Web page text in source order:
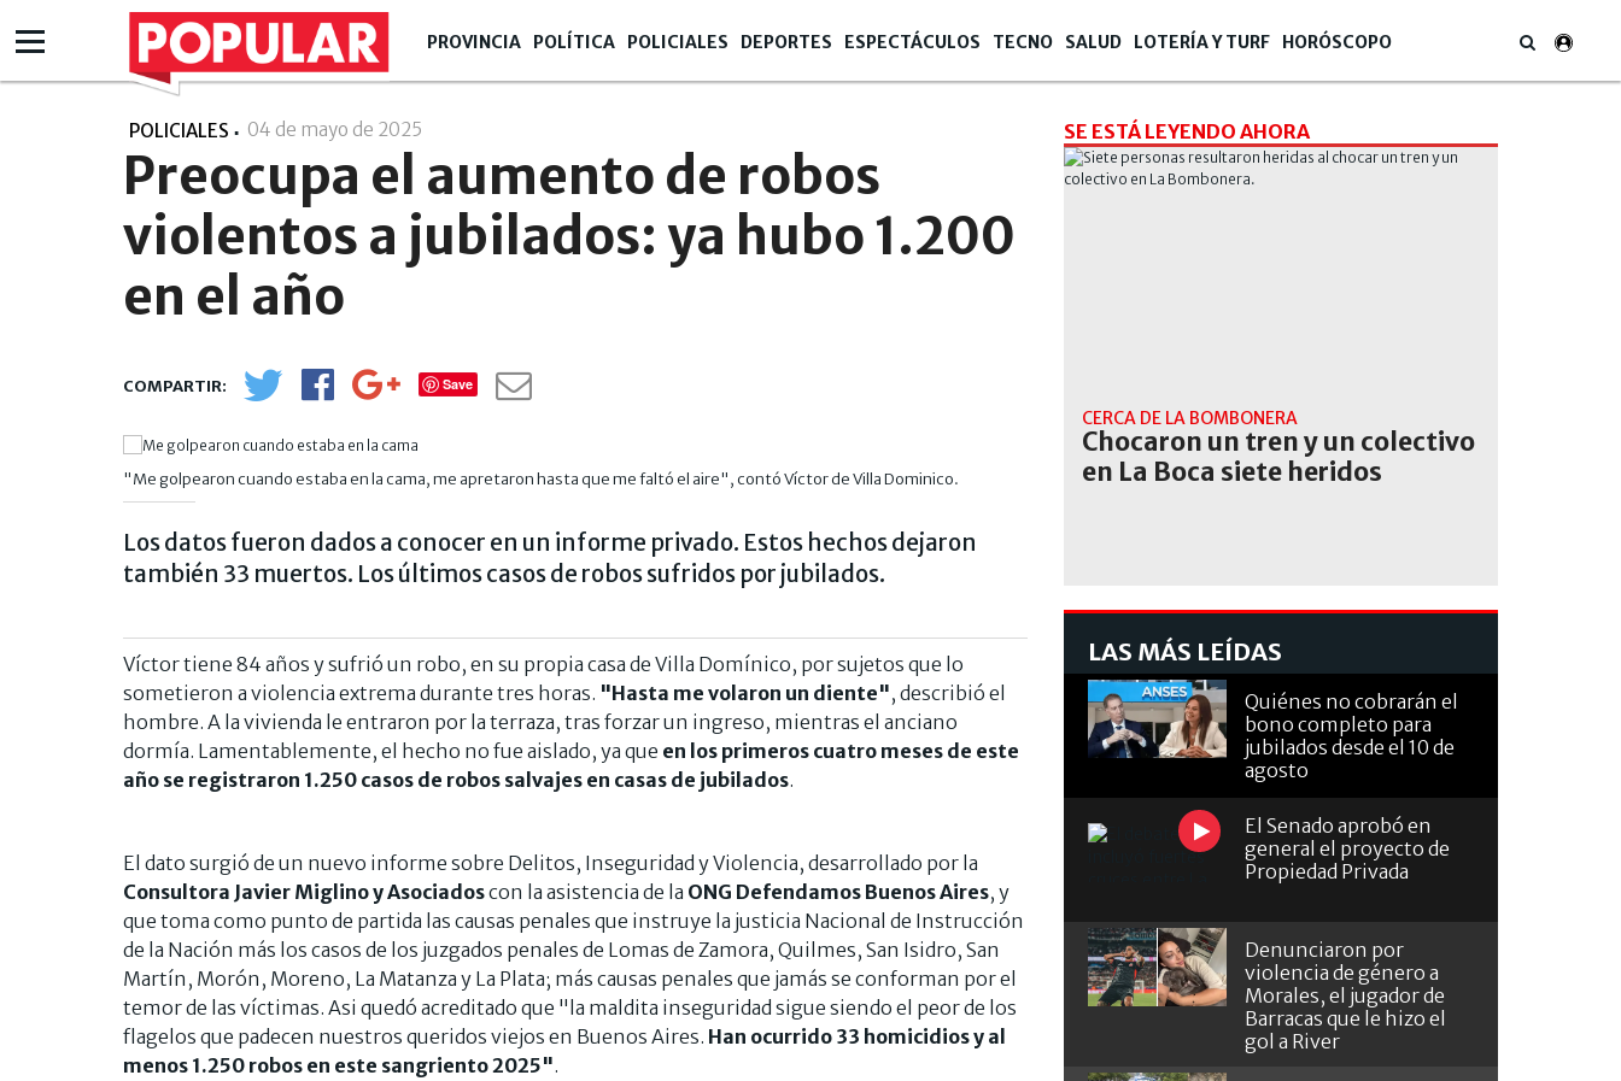
PROVINCIA POLÍTICA POLICIALES DEPORTES ESPECTÁCULOS TECNO SALUD LOTERÍA Y TURF HORÓSCOPO
POLICIALES 04 de mayo de 2025
Preocupa el aumento de robos
violentos a jubilados: ya hubo 1.200
en el año
Save
"Me golpearon cuando estaba en la cama, me apretaron hasta que me faltó el aire", contó Víctor de Villa Dominico.
Los datos fueron dados a conocer en un informe privado. Estos hechos dejaron
también 33 muertos. Los últimos casos de robos sufridos por jubilados.
Víctor tiene 84 años y sufrió un robo, en su propia casa de Villa Domínico, por sujetos que lo
sometieron a violencia extrema durante tres horas. "Hasta me volaron un diente", describió el
hombre. A la vivienda le entraron por la terraza, tras forzar un ingreso, mientras el anciano
dormía. Lamentablemente, el hecho no fue aislado, ya que en los primeros cuatro meses de este
año se registraron 1.250 casos de robos salvajes en casas de jubilados.
El dato surgió de un nuevo informe sobre Delitos, Inseguridad y Violencia, desarrollado por la
Consultora Javier Miglino y Asociadoscon la asistencia de la ONG Defendamos Buenos Aires, y
que toma como punto de partida las causas penales que instruye la justicia Nacional de Instrucción
de la Nación más los casos de los juzgados penales de Lomas de Zamora, Quilmes, San Isidro, San
Martín, Morón, Moreno, La Matanza y La Plata; más causas penales que jamás se conforman por el
temor de las víctimas. Asi quedó acreditado que "la maldita inseguridad sigue siendo el peor de los
flagelos que padecen nuestros queridos viejos en Buenos Aires. Han ocurrido 33 homicidios y al
menos 1.250 robos en este sangriento 2025".
SE ESTÁ LEYENDO AHORA
CERCA DE LA BOMBONERA
Chocaron un tren y un colectivo
en La Boca siete heridos
LAS MÁS LEÍDAS
Quiénes no cobrarán el
bono completo para
jubilados desde el 10 de
agosto
El Senado aprobó en
general el proyecto de
Propiedad Privada
Denunciaron por
violencia de género a
Morales, el jugador de
Barracas que le hizo el
gol a River